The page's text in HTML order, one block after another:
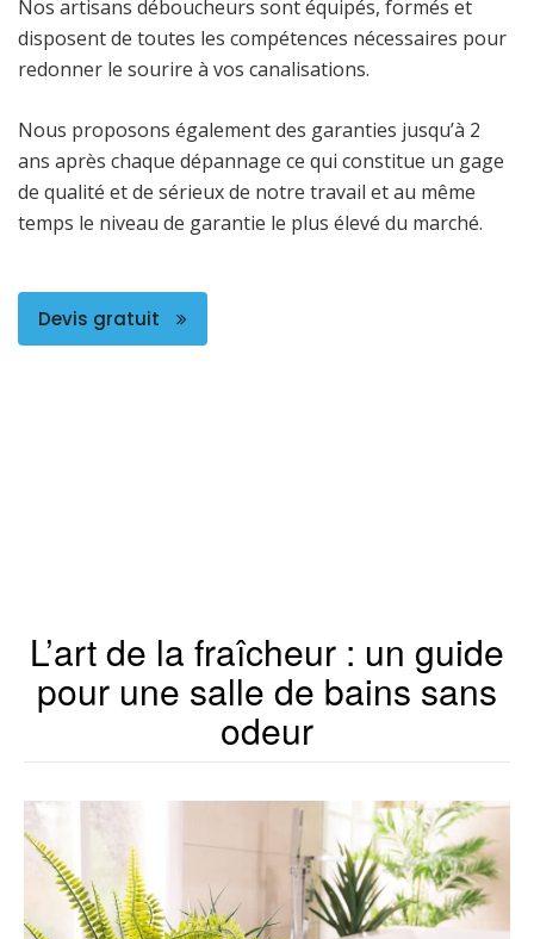
Nos artisans déboucheurs sont équipés, formés et
disposent de toutes les compétences nécessaires pour
redonner le sourire à vos canalisations.
Nous proposons également des garanties jusqu’à 2
ans après chaque dépannage ce qui constitue un gage
de qualité et de sérieux de notre travail et au même
temps le niveau de garantie le plus élevé du marché.
Devis gratuit
L’art de la fraîcheur : un guide
pour une salle de bains sans
odeur